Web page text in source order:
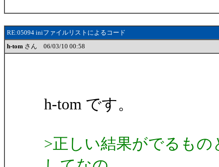
RE:05094 iniファイルリストによるコード
h-tom さん 06/03/10 00:58
h-tom です。
>正しい結果がでるも